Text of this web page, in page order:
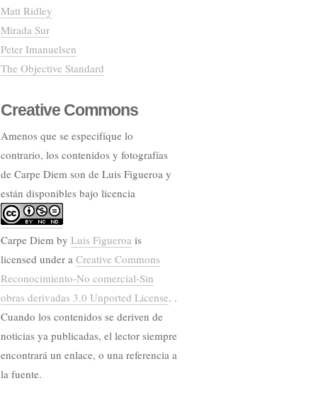
Matt Ridley
Mirada Sur
Peter Imanuelsen
The Objective Standard
Creative Commons
Amenos que se especifíque lo
contrario, los contenidos y fotografías
de Carpe Diem son de Luis Figueroa y
están disponibles bajo licencia
Carpe Diem by Luis Figueroa is
licensed under a Creative Commons
Reconocimiento-No comercial-Sin
obras derivadas 3.0 Unported License. .
Cuando los contenidos se deriven de
noticias ya publicadas, el lector siempre
encontrará un enlace, o una referencia a
la fuente.